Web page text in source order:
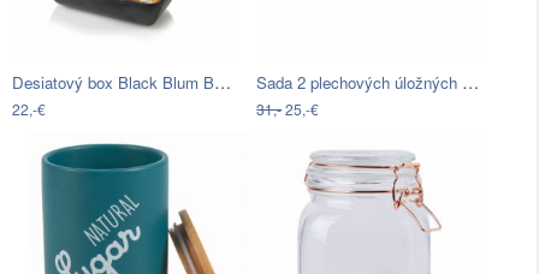
Desiatový box Black Blum Bento, čierno…
22,-€
Sada 2 plechových úložných dóz Antic…
31,-25,-€